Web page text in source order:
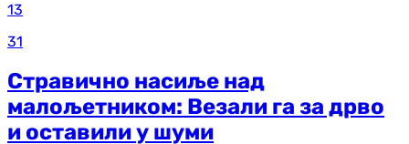
13
31
Стравично насиље над
малољетником: Везали га за дрво
и оставили у шуми